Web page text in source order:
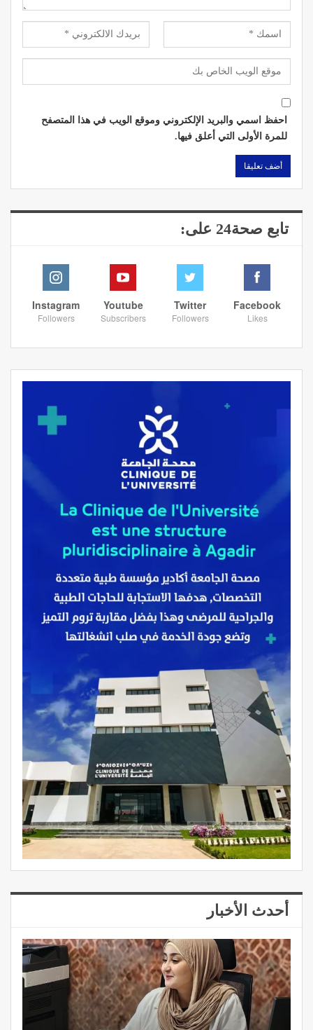
احفظ اسمي والبريد الإلكتروني وموقع الويب في هذا المتصفح
للمرة الأولى التي أعلق فيها.
تابع صحة24 على:
Facebook
Likes
Twitter
Followers
Youtube
Subscribers
Instagram
Followers
أحدث الأخبار